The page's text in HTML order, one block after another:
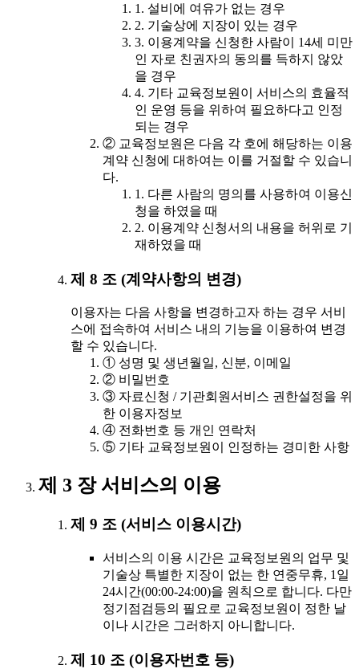
1. 설비에 여유가 없는 경우
2. 기술상에 지장이 있는 경우
3. 이용계약을 신청한 사람이 14세 미만
인 자로 친권자의 동의를 득하지 않았
을 경우
4. 기타 교육정보원이 서비스의 효율적
인 운영 등을 위하여 필요하다고 인정
되는 경우
② 교육정보원은 다음 각 호에 해당하는 이용
계약 신청에 대하여는 이를 거절할 수 있습니
다.
1. 다른 사람의 명의를 사용하여 이용신
청을 하였을 때
2. 이용계약 신청서의 내용을 허위로 기
재하였을 때
제 8 조 (계약사항의 변경)
이용자는 다음 사항을 변경하고자 하는 경우 서비
스에 접속하여 서비스 내의 기능을 이용하여 변경
할 수 있습니다.
① 성명 및 생년월일, 신분, 이메일
② 비밀번호
③ 자료신청 / 기관회원서비스 권한설정을 위
한 이용자정보
④ 전화번호 등 개인 연락처
⑤ 기타 교육정보원이 인정하는 경미한 사항
제 3 장 서비스의 이용
제 9 조 (서비스 이용시간)
서비스의 이용 시간은 교육정보원의 업무 및
기술상 특별한 지장이 없는 한 연중무휴, 1일
24시간(00:00-24:00)을 원칙으로 합니다. 다만
정기점검등의 필요로 교육정보원이 정한 날
이나 시간은 그러하지 아니합니다.
제 10 조 (이용자번호 등)